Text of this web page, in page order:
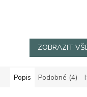
ZOBRAZIT
Popis Podobné (4)